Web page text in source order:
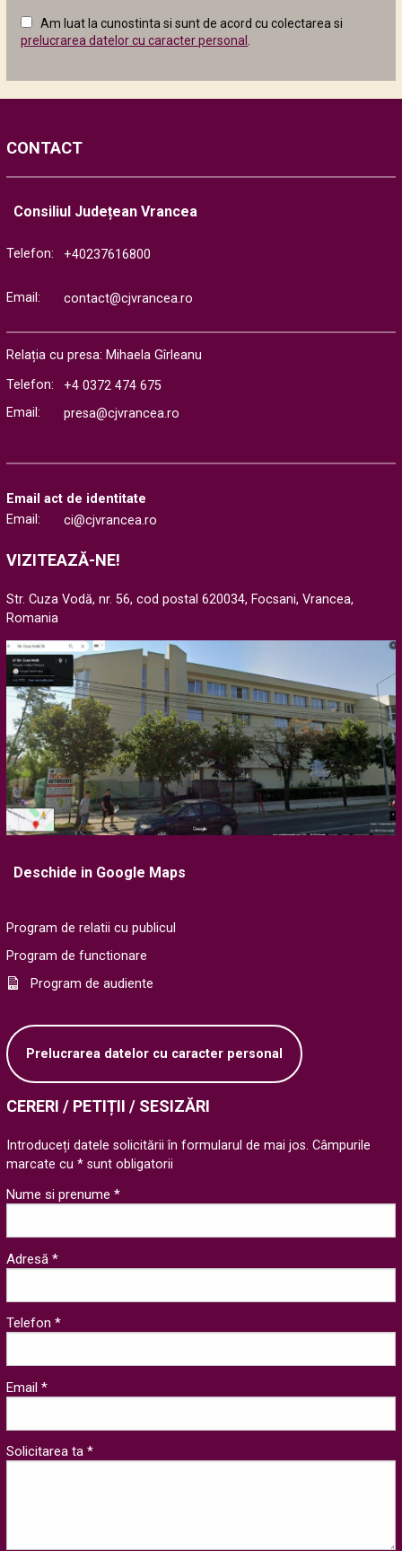
următor
Am luat la cunostinta si sunt de acord cu colectarea si
prelucrarea datelor cu caracter personal
CONTACT
Consiliul Județean Vrancea
Telefon: +40237616800
Email: contact@cjvrancea.ro
Relația cu presa: Mihaela Gîrleanu
Telefon:
+4 0372 474 675
Email:
presa@cjvrancea.ro
Email act de identitate
Email:
ci@cjvrancea.ro
VIZITEAZĂ-NE!
Str. Cuza Vodă, nr. 56, cod postal 620034, Focsani, Vrancea,
Romania
Deschide in Google Maps
Program de relatii cu publicul
Program de functionare
Program de audiente
Prelucrarea datelor cu caracter personal
CERERI / PETIȚII / SESIZĂRI
Introduceți datele solicitării în formularul de mai jos. Câmpurile
marcate cu * sunt obligatorii
Nume si prenume *
Adresă *
Telefon *
Email *
Solicitarea ta *